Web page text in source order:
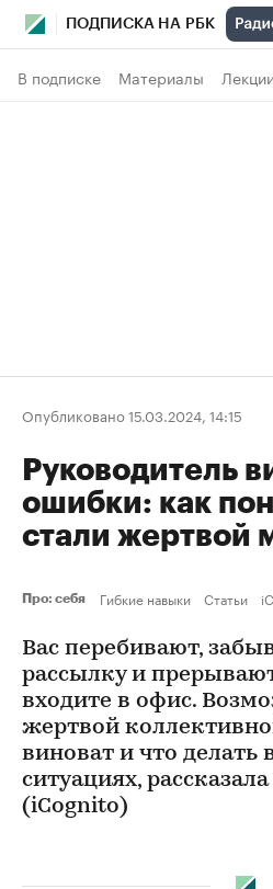
ПОДПИСКА НА РБК
В подписке Материалы
Опубликовано 15.03.2024, 14:15
Руководитель
ошибки: как
стали жертвой
Про: себя Гибкие навыки Статьи
Вас перебивают,
рассылку и
входите в офис.
жертвой
виноват и что делать
ситуациях,
(iCognito)